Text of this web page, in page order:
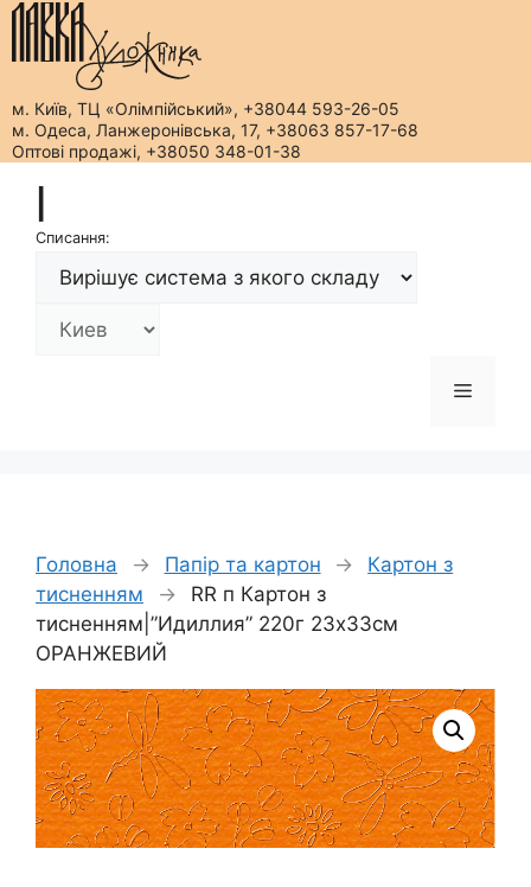
м. Київ, ТЦ «Олімпійський», +38044 593-26-05
м. Одеса, Ланжеронівська, 17, +38063 857-17-68
Оптові продажі, +38050 348-01-38
вмістуСписання:
Меню
Головна → Папір та картон →
Картон з
тисненням
→
RR п Картон з
тисненням|”Идиллия” 220г 23х33см
ОРАНЖЕВИЙ